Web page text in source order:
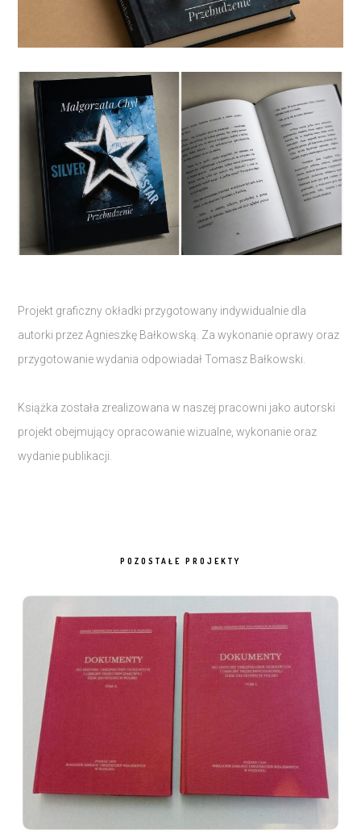
Projekt graficzny okładki przygotowany indywidualnie dla
autorki przez Agnieszkę Bałkowską. Za wykonanie oprawy oraz
przygotowanie wydania odpowiadał Tomasz Bałkowski.
Książka została zrealizowana w naszej pracowni jako autorski
projekt obejmujący opracowanie wizualne, wykonanie oraz
wydanie publikacji.
POZOSTAŁE PROJEKTY